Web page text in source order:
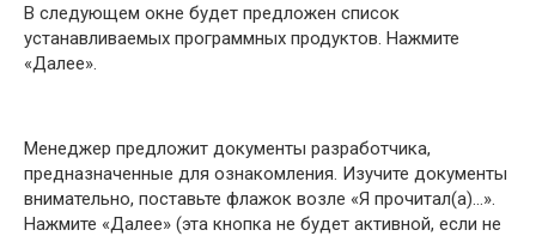
В следующем окне будет предложен список
устанавливаемых программных продуктов. Нажмите
«Далее».
Менеджер предложит документы разработчика,
предназначенные для ознакомления. Изучите документы
внимательно, поставьте флажок возле «Я прочитал(а)…».
Нажмите «Далее» (эта кнопка не будет активной, если не